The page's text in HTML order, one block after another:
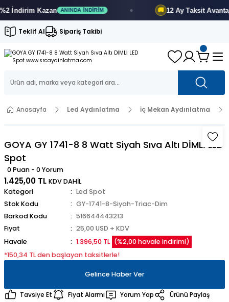
İndirimKazan ANINDA İNDIRIM 12 Ay Taksit Avantajı
Teklif Al Sipariş Takibi
Anasayfa Led Aydınlatma İç Mekan Aydınlatma
GOYA GY 1741-8 8 Watt Siyah Sıva Altı DİMLİ LED
Spot
0 Puan - 0 Yorum
1.425,00 TL KDV DAHİL
Kategori
Led Spot
Stok Kodu
GY-1741-8-Siyah-Triac-Dim
Barkod Kodu
516644443213
Fiyat
25,00 USD + KDV
Havale
1.396,50 TL (%2,00 havale indirimi)
*150,34 TL den başlayan taksitlerle!
Gelince Haber Ver
Tavsiye Et Fiyat Alarmı Yorum Yap
Ürünü Paylaş